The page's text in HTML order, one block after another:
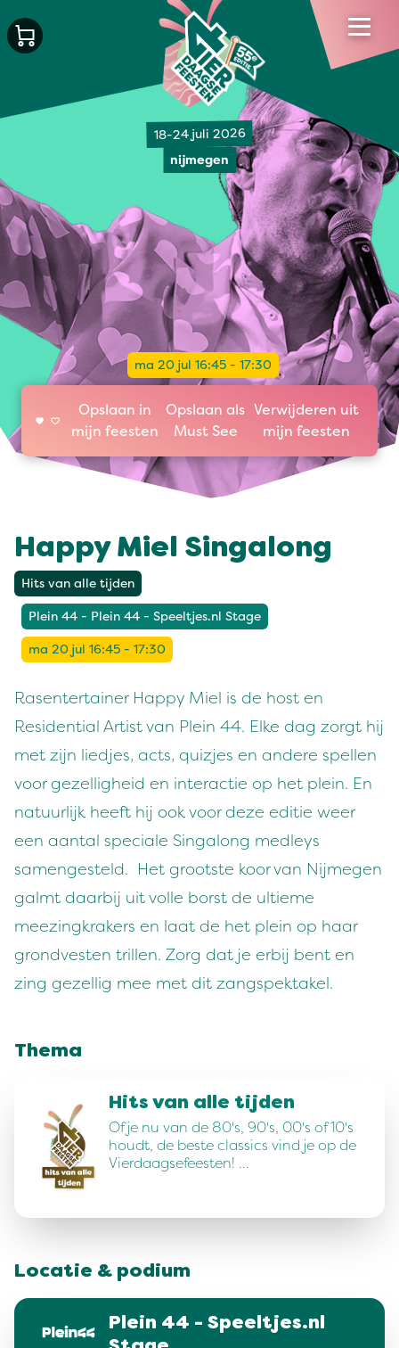
18-24 juli 2026
nijmegen
ma 20 jul 16:45 - 17:30
Opslaan in
mijn feesten
Opslaan als
Must See
Verwijderen uit
mijn feesten
Happy Miel Singalong
Hits van alle tijden
Plein 44 - Plein 44 - Speeltjes.nl Stage
ma 20 jul 16:45 - 17:30
Rasentertainer Happy Miel is de host en
Residential Artist van Plein 44. Elke dag zorgt hij
met zijn liedjes, acts, quizjes en andere spellen
voor gezelligheid en interactie op het plein. En
natuurlijk heeft hij ook voor deze editie weer
een aantal speciale Singalong medleys
samengesteld. Het grootste koor van Nijmegen
galmt daarbij uit volle borst de ultieme
meezingkrakers en laat de het plein op haar
grondvesten trillen. Zorg dat je erbij bent en
zing gezellig mee met dit zangspektakel.
Thema
Hits van alle tijden
Of je nu van de 80's, 90's, 00's of 10's
houdt, de beste classics vind je op de
Vierdaagsefeesten! …
Locatie & podium
Plein 44 - Speeltjes.nl